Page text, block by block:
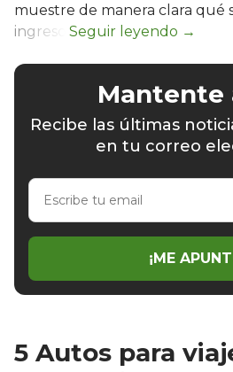
muestre de manera clara qué
ingreso.
Mantente
Recibe las últimas
en tu correo
Escribe
email
¡ME
5 Autos para